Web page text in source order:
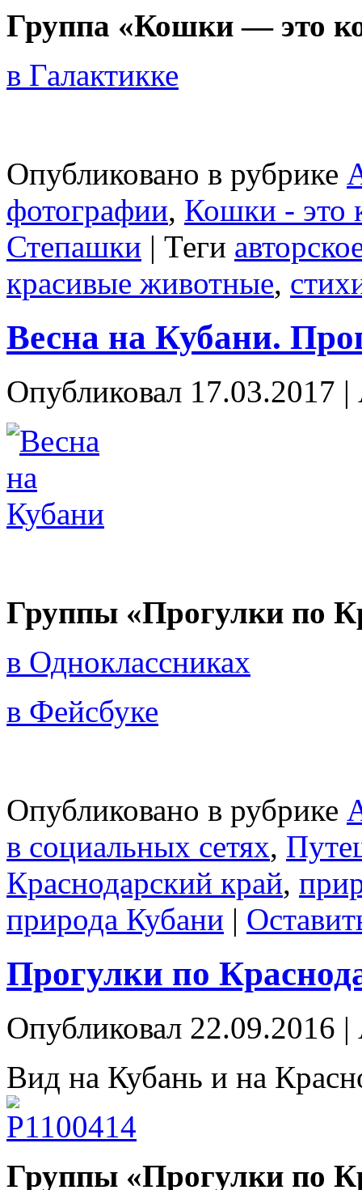
Группа «Кошки — это
в Галактикке
Опубликовано в рубрике
фотографии, Кошки - это
Степашки | Теги
красивые животные,
Весна на Кубани.
Опубликовал 17.03.2017 |
Группы «Прогулки по
в Одноклассниках
в Фейсбуке
Опубликовано в рубрике
в социальных сетях,
Краснодарский край,
природа Кубани |
Прогулки по
Опубликовал 22.09.2016 |
Вид на Кубань и на
Группы «Прогулки по